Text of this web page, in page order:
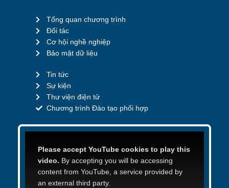
Tổng quan chương trình
Đối tác
Cơ hội nghề nghiệp
Bảo mật dữ liệu
Tin tức
Sự kiện
Thư viện điện tử
Chương trình Đào tạo phối hợp
Please accept YouTube cookies to play this
video. By accepting you will be accessing
content from YouTube, a service provided by
an external third party.